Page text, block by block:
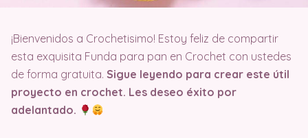
¡Bienvenidos a Crochetisimo! Estoy feliz de compartir
esta exquisita Funda para pan en Crochet con ustedes
de forma gratuita. Sigue leyendo para crear este útil
proyecto en crochet. Les deseo éxito por
adelantado.